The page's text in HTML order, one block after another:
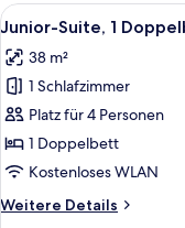
Alle
Fotos
für
Junior-
Suite,
1
Doppelbett
10
Junior-Suite, 1
38 m²
1 Schlafzimmer
Platz für 4 Personen
1 Doppelbett
Kostenloses WLAN
Weitere Details
Weitere